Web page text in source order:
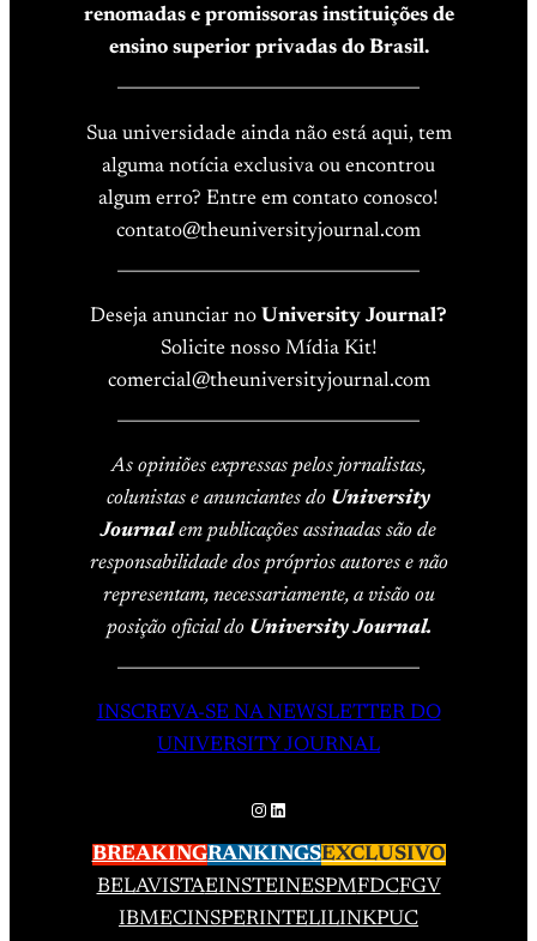
renomadas e promissoras instituições de
ensino superior privadas do Brasil.
Sua universidade ainda não está aqui, tem
alguma notícia exclusiva ou encontrou
algum erro? Entre em contato conosco!
contato@theuniversityjournal.com
Deseja anunciar no University Journal?
Solicite nosso Mídia Kit!
comercial@theuniversityjournal.com
As opiniões expressas pelos jornalistas,
colunistas e anunciantes do University
Journalem publicações assinadas são de
responsabilidade dos próprios autores e não
representam, necessariamente, a visão ou
posição oficial do University Journal.
INSCREVA-SE NA NEWSLETTER DO
UNIVERSITY JOURNAL
Instagram
LinkedIn
BREAKINGRANKINGSEXCLUSIVO
BELAVISTAEINSTEINESPMFDCFGV
IBMECINSPERINTELILINKPUC